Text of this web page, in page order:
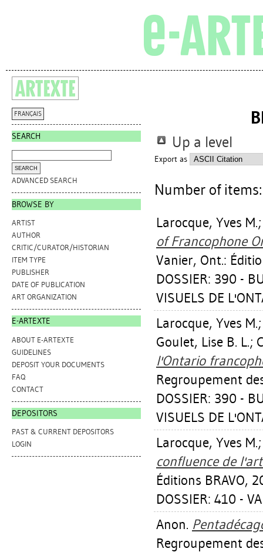
FRANÇAIS
SEARCH
ADVANCED SEARCH
BROWSE BY
ARTIST
AUTHOR
CRITIC/CURATOR/HISTORIAN
ITEM TYPE
PUBLISHER
DATE OF PUBLICATION
ART ORGANIZATION
E-ARTEXTE
ABOUT E-ARTEXTE
GUIDELINES
DEPOSIT YOUR DOCUMENTS
FAQ
CONTACT
DEPOSITORS
PAST & CURRENT DEPOSITORS
LOGIN
Up a level
Export as
Number of
Larocque, Yves M.
of Francophone
Vanier, Ont.:
DOSSIER: 390 -
VISUELS DE
Larocque, Yves M.
Goulet, Lise B. L.;
l'Ontario
Regroupement
DOSSIER: 390 -
VISUELS DE
Larocque, Yves M.
confluence de
Éditions BRAVO,
DOSSIER: 410 -
Anon.
Regroupement